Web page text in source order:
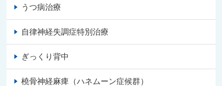
うつ病治療
自律神経失調症特別治療
ぎっくり背中
橈骨神経麻痺（ハネムーン症候群）